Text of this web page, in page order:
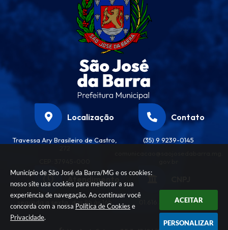
Município de São José da Barra/MG e os cookies:
nosso site usa cookies para melhorar a sua
experiência de navegação. Ao continuar você
concorda com a nossa Política de Cookies e
Privacidade.
ACEITAR
PERSONALIZAR
Localização
Travessa Ary Brasileiro de Castro,
Contato
(35) 9 9239-0145
Atendimento
segunda a sexta, das 8h às 16h 01.616.458/0001-32